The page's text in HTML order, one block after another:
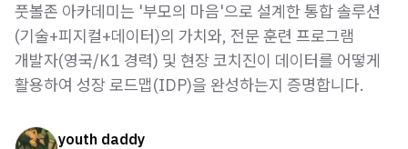
풋볼존 아카데미는 '부모의 마음'으로 설계한 통합 솔루션
(기술+피지컬+데이터)의 가치와, 전문 훈련 프로그램
개발자(영국/K1 경력) 및 현장 코치진이 데이터를 어떻게
활용하여 성장 로드맵(IDP)을 완성하는지 증명합니다.
youth daddy